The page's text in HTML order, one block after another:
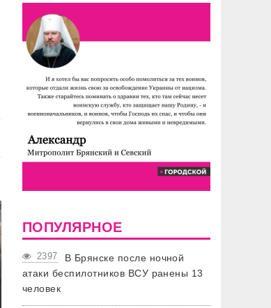
ПОПУЛЯРНОЕ
2397
В Брянске после ночной
атаки беспилотников ВСУ ранены 13
человек